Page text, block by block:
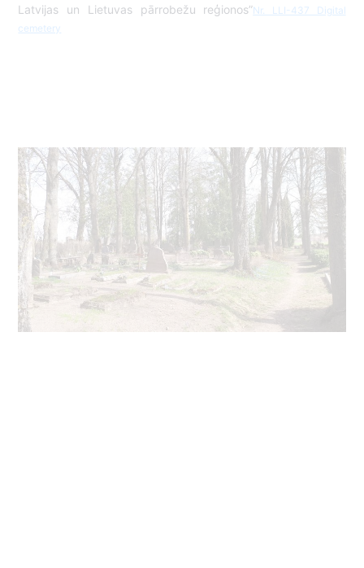
Latvijas un Lietuvas pārrobežu reģionos”Nr. LLI-437 Digital
cemetery